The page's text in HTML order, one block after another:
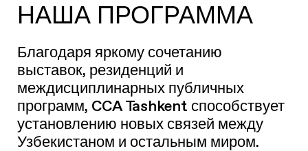
НАША ПРОГРАММА
Благодаря яркому сочетанию
выставок, резиденций и
междисциплинарных публичных
программ, CCA Tashkent способствует
установлению новых связей между
Узбекистаном и остальным миром.